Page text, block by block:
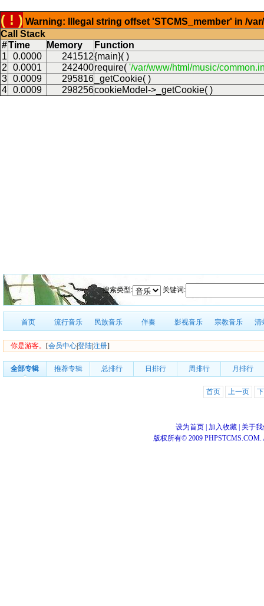
( ! ) Warning: Illegal string offset 'STCMS_member' in /
Call Stack
#Time Memory
Function
1
0.0000 241512{main}( )
2
0.0001 242400require( '/var/www/html/music/
3
0.0009 295816 _getCookie( )
4
0.0009 298256cookieModel->_getCookie( )
搜索类型: 关键词:
首页 流行音乐 民族音乐 伴奏 影视音乐 宗教音乐 清
你是游客。 [会员中心登陆注册]
全部专辑 推荐专辑 总排行 日排行 周排行 月排行
首页 上一页
设为首页 加入收藏
关于
版权所有© 2009 PHPSTCMS.COM.